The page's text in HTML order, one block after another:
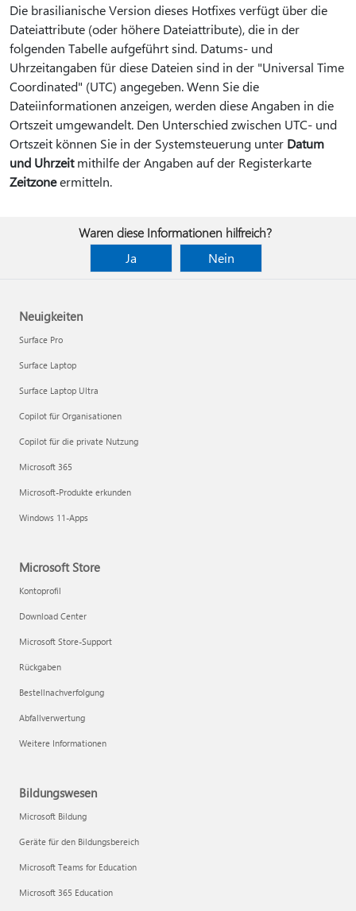
Die brasilianische Version dieses Hotfixes verfügt über die
Dateiattribute (oder höhere Dateiattribute), die in der
folgenden Tabelle aufgeführt sind. Datums- und
Uhrzeitangaben für diese Dateien sind in der "Universal Time
Coordinated" (UTC) angegeben. Wenn Sie die
Dateiinformationen anzeigen, werden diese Angaben in die
Ortszeit umgewandelt. Den Unterschied zwischen UTC- und
Ortszeit können Sie in der Systemsteuerung unter Datum
und Uhrzeitmithilfe der Angaben auf der Registerkarte
Zeitzoneermitteln.
Waren diese Informationen hilfreich?
Ja
Nein
Neuigkeiten
Surface Pro
Surface Laptop
Surface Laptop Ultra
Copilot für Organisationen
Copilot für die private Nutzung
Microsoft 365
Microsoft-Produkte erkunden
Windows 11-Apps
Microsoft Store
Kontoprofil
Download Center
Microsoft Store-Support
Rückgaben
Bestellnachverfolgung
Abfallverwertung
Weitere Informationen
Bildungswesen
Microsoft Bildung
Geräte für den Bildungsbereich
Microsoft Teams for Education
Microsoft 365 Education